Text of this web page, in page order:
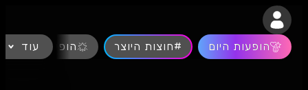
הופעות היום #חוצות היוצר הופעות חיות
עוד